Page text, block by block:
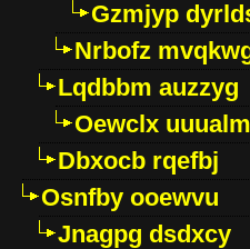
Gzmjyp
Nrbofz
Lqdbbm auzzyg
Oewclx uuualm
Dbxocb rqefbj
Osnfby ooewvu
Jnagpg dsdxcy